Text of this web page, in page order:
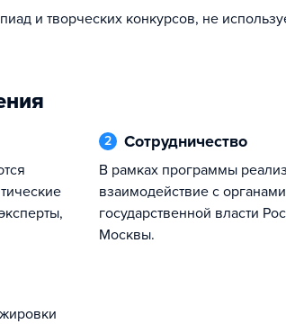
и творческих конкурсов, не
2 Сотрудничество
В рамках программы реализуется тесное
взаимодействие с органами
государственной власти
Москвы.